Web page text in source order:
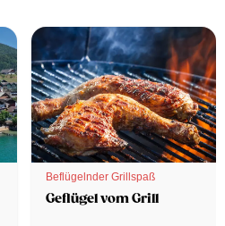
Beflügelnder Grillspaß
Geflügel vom Grill